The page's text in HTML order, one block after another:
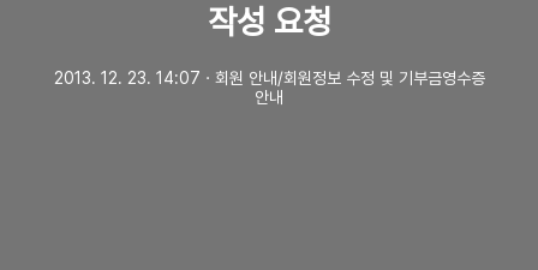
작성 요청
2013. 12. 23. 14:07 ㆍ 회원 안내/회원정보 수정 및 기부금영수증
안내